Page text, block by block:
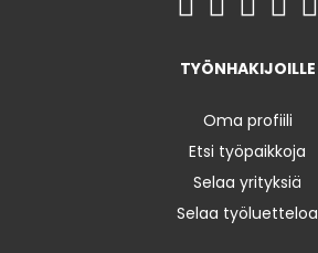
TYÖNHAKIJOILLE
Oma profiili
Etsi työpaikkoja
Selaa yrityksiä
Selaa työluetteloa